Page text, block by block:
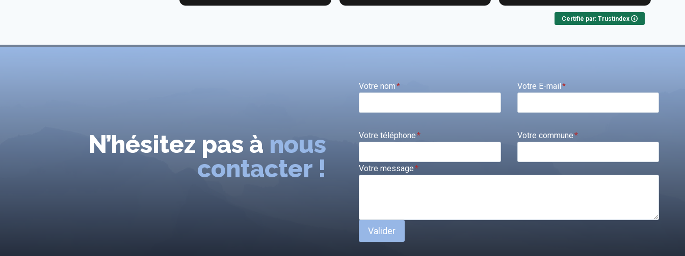
Certifié par: Trustindex
N’hésitez pas à nous
contacter !
Votre nom* Votre E-mail*
Votre téléphone* Votre commune*
Votre message*
Valider